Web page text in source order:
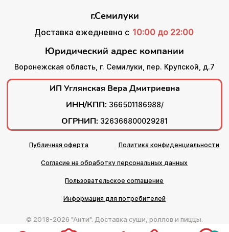
г.Семилуки
Доставка ежедневно с 10:00 до 22:00
Юридический адрес компании
Воронежская область, г. Семилуки, пер. Крупской, д.7
ИП Углянская Вера Дмитриевна
ИНН/КПП: 366501186988/
ОГРНИП: 326366800029281
Публичная оферта Политика конфиденциальности
Согласие на обработку персональных данных
Пользовательское соглашение
Информация для потребителей
© 2018-2026 "Анти". Доставка суши, роллов и пиццы.